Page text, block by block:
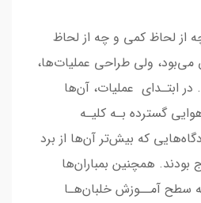
از ﻟﺤﺎظ ﮐﻤﯽ و ﭼﻪ از ﻟﺤﺎظ
وﻟﯽ ﻃﺮاﺣﯽ ﻋﻤﻠﯿﺎتﻫﺎ،
در اﺑﺘـﺪای ﻋﻤﻠﯿﺎت، آنﻫﺎ
ﮔﺴﺘﺮده ﺑـﻪ ﮐﻠﯿـﻪ
ﮐﻪ ﺑﯿﺶﺗﺮ آنﻫﺎ از ﺑﺮد
ﺑﻮدﻧﺪ. ﻫﻤﭽﻨﯿﻦ ﺑﻤﺒﺎرانﻫﺎ
ﺳﻄﺢ آﻣــﻮزش ﺧﻠﺒﺎنﻫـﺎ